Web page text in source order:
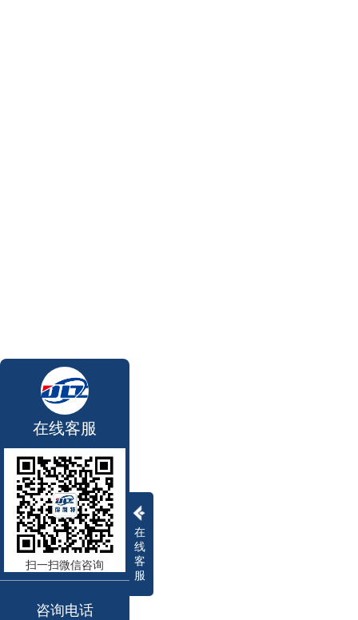
在
线
客
服
在线客服
扫一扫微信咨询
咨询电话